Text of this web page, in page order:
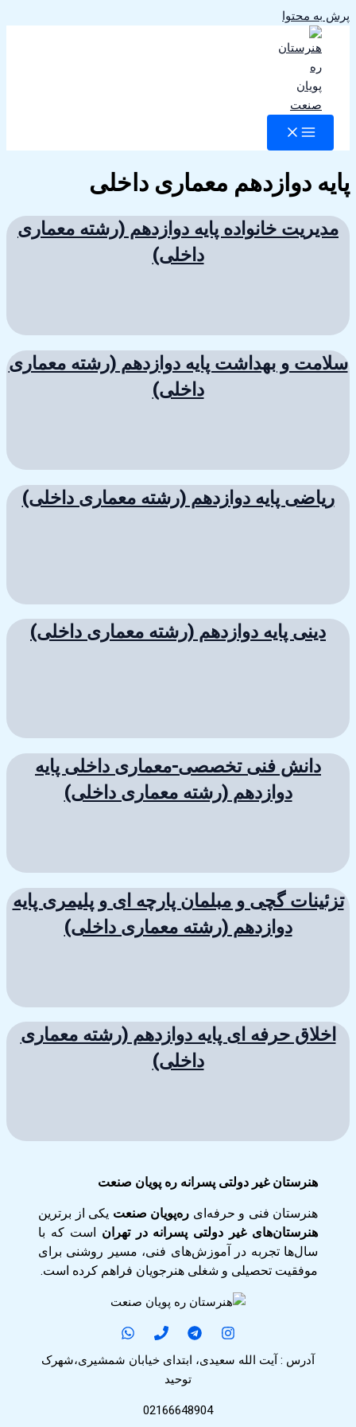
پرش به محتوا
پایه دوازدهم معماری داخلی
مدیریت خانواده پایه دوازدهم (رشته معماری
داخلی)
سلامت و بهداشت پایه دوازدهم (رشته معماری
داخلی)
ریاضی پایه دوازدهم (رشته معماری داخلی)
دینی پایه دوازدهم (رشته معماری داخلی)
دانش فنی تخصصی-معماری داخلی پایه
دوازدهم (رشته معماری داخلی)
تزئینات گچی و مبلمان پارچه ای و پلیمری پایه
دوازدهم (رشته معماری داخلی)
اخلاق حرفه ای پایه دوازدهم (رشته معماری
داخلی)
هنرستان غیر دولتی پسرانه ره پویان صنعت
هنرستان فنی و حرفه‌ای ره‌پویان صنعت یکی از برترین
هنرستان‌های غیر دولتی پسرانه در تهران است که با
سال‌ها تجربه در آموزش‌های فنی، مسیر روشنی برای
موفقیت تحصیلی و شغلی هنرجویان فراهم کرده است.
آدرس : آیت الله سعیدی، ابتدای خیابان شمشیری،شهرک
توحید
02166648904